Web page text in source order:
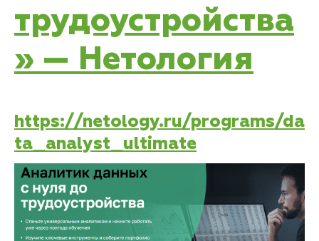
трудоустройства
» — Нетология
https://netology.ru/programs/da
ta_analyst_ultimate